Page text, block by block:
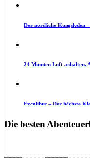
Der nördliche Kungsleden
24 Minuten Luft anhalten.
Excalibur – Der höchste
Die besten